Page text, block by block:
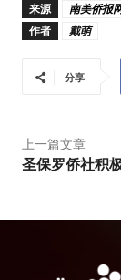
来源
南美侨报
作者
戴萌
分享
上一篇文章
圣保罗侨社积